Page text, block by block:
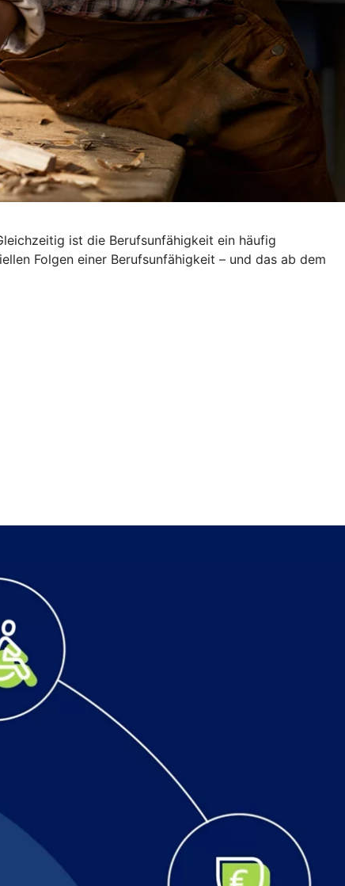
ist die Berufsunfähigkeit ein häufig
Folgen einer Berufsunfähigkeit – und das ab dem